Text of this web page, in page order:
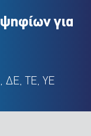
για
ΔΕ, ΤΕ, ΥΕ